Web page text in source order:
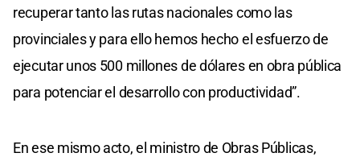
recuperar tanto las rutas nacionales como las
provinciales y para ello hemos hecho el esfuerzo de
ejecutar unos 500 millones de dólares en obra pública
para potenciar el desarrollo con productividad”.
En ese mismo acto, el ministro de Obras Públicas,